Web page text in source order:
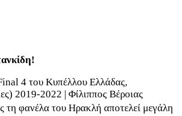
4 του Κυπέλλου Ελλάδας,
2019-2022 | Φίλιππος Βέροιας
τη φανέλα του Ηρακλή αποτελεί μεγάλη